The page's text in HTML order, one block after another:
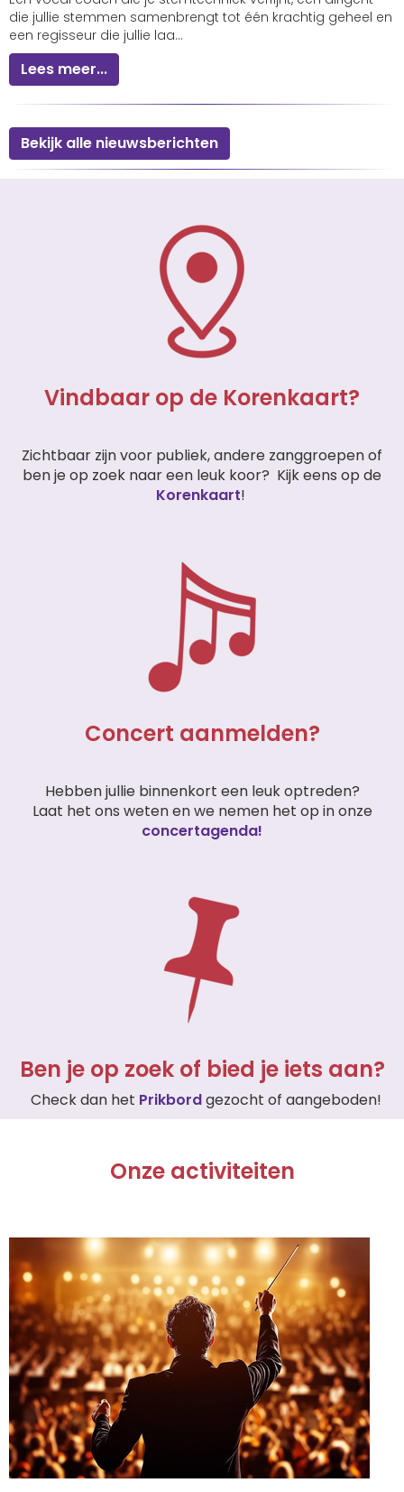
die jullie stemmen samenbrengt tot één krachtig geheel en
een regisseur die jullie laa...
Lees meer...
Bekijk alle nieuwsberichten
Vindbaar op de Korenkaart?
Zichtbaar zijn voor publiek, andere zanggroepen of
ben je op zoek naar een leuk koor? Kijk eens op de
Korenkaart!
Concert aanmelden?
Hebben jullie binnenkort een leuk optreden?
Laat het ons weten en we nemen het op in onze
concertagenda!
Ben je op zoek of bied je iets aan?
Check dan het Prikbordgezocht of aangeboden!
Onze activiteiten